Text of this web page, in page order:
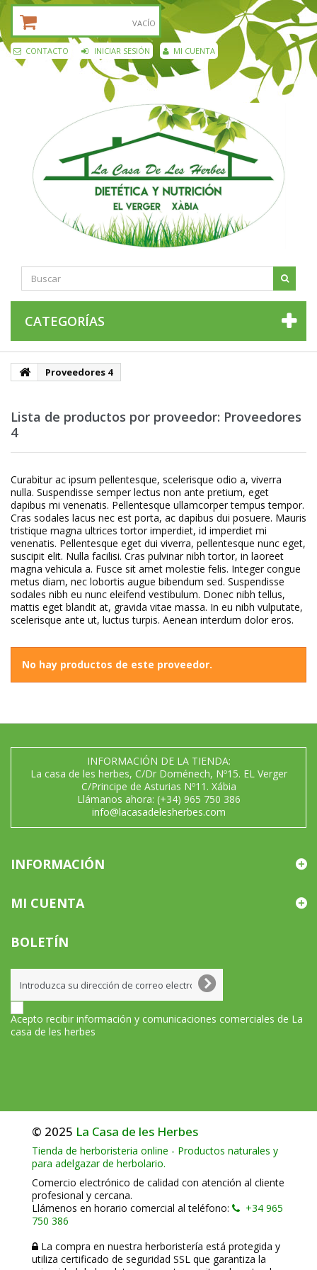
VACÍO
CONTACTO INICIAR SESIÓN MI CUENTA
CATEGORÍAS
Proveedores 4
Lista de productos por proveedor: Proveedores
4
Curabitur ac ipsum pellentesque, scelerisque odio a, viverra
nulla. Suspendisse semper lectus non ante pretium, eget
dapibus mi venenatis. Pellentesque ullamcorper tempus tempor.
Cras sodales lacus nec est porta, ac dapibus dui posuere. Mauris
tristique magna ultrices tortor imperdiet, id imperdiet mi
venenatis. Pellentesque eget dui viverra, pellentesque nunc eget,
suscipit elit. Nulla facilisi. Cras pulvinar nibh tortor, in laoreet
magna vehicula a. Fusce sit amet molestie felis. Integer congue
metus diam, nec lobortis augue bibendum sed. Suspendisse
sodales nibh eu nunc eleifend vestibulum. Donec nibh tellus,
mattis eget blandit at, gravida vitae massa. In eu nibh vulputate,
scelerisque ante ut, luctus turpis. Aenean interdum dolor eros.
No hay productos de este proveedor.
INFORMACIÓN DE LA TIENDA:
La casa de les herbes, C/Dr Doménech, Nº15. EL Verger
C/Principe de Asturias Nº11. Xábia
Llámanos ahora: (+34) 965 750 386
info@lacasadelesherbes.com
INFORMACIÓN
MI CUENTA
BOLETÍN
Acepto recibir información y comunicaciones comerciales de La
casa de les herbes
© 2025 La Casa de les Herbes
Tienda de herboristeria online - Productos naturales y
para adelgazar de herbolario.
Comercio electrónico de calidad con atención al cliente
profesional y cercana.
Llámenos en horario comercial al teléfono:
+34 965
750 386
La compra en nuestra herboristería está protegida y
utiliza certificado de seguridad SSL que garantiza la